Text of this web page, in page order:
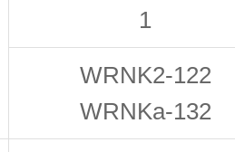
1
WRNK2-122
WRNKa-132